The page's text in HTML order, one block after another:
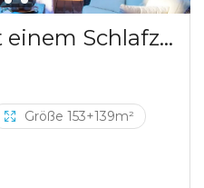
Apartment mit einem Schlafzimmer in einem Komplex am Meer
Größe 153+139m²